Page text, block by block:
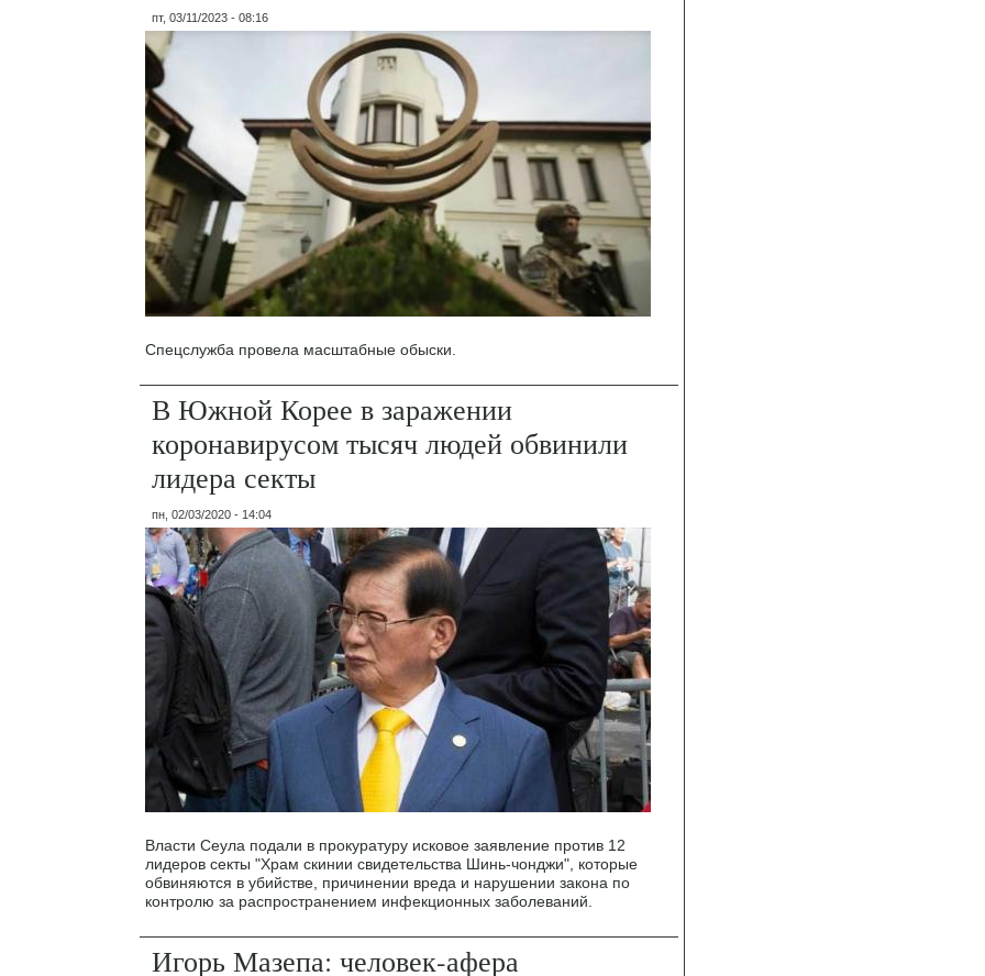
пт, 03/11/2023 - 08:16
Спецслужба провела масштабные обыски.
В Южной Корее в заражении
коронавирусом тысяч людей обвинили
лидера секты
пн, 02/03/2020 - 14:04
Власти Сеула подали в прокуратуру исковое заявление против 12
лидеров секты "Храм скинии свидетельства Шинь-чонджи", которые
обвиняются в убийстве, причинении вреда и нарушении закона по
контролю за распространением инфекционных заболеваний.
Игорь Мазепа: человек-афера